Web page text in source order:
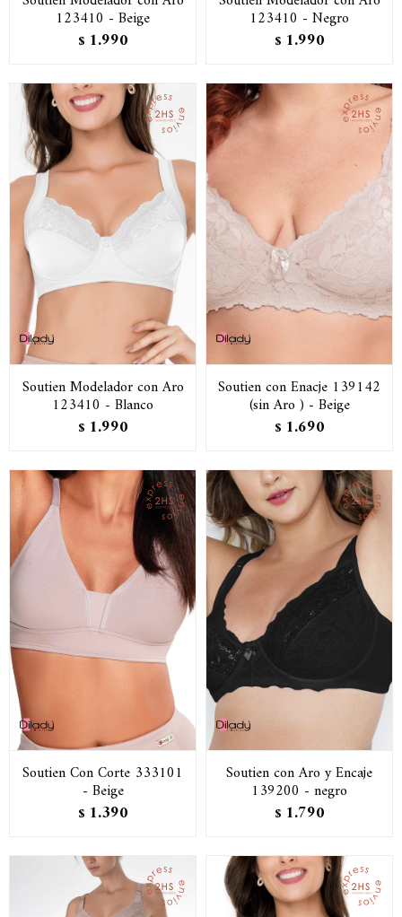
123410 - Beige
$ 1.990
123410 - Negro
$ 1.990
Soutien Modelador con Aro
123410 - Blanco
$ 1.990
Soutien con Enacje 139142
(sin Aro ) - Beige
$ 1.690
Soutien Con Corte 333101
- Beige
$ 1.390
Soutien con Aro y Encaje
139200 - negro
$ 1.790